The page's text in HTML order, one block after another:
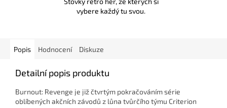
vybere každý tu svou.
Popis Hodnocení Diskuze
Detailní popis produktu
Burnout: Revenge je již čtvrtým pokračováním série
oblíbených akčních závodů z lůna tvůrčího týmu Criterion